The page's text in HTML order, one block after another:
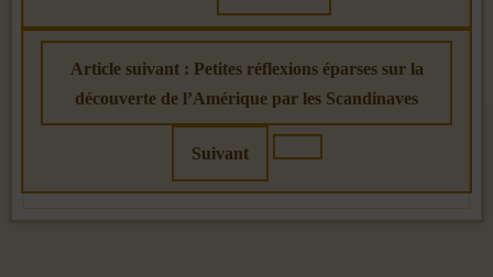
Article suivant : Petites réflexions éparses sur la
découverte de l’Amérique par les Scandinaves
Suivant